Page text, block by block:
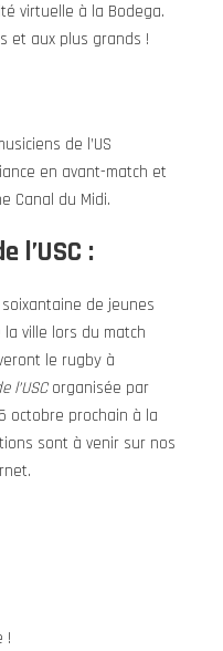
virtuelle à la Bodega.
et aux plus grands !
de l’US
en avant-match et
Canal du Midi.
l’USC :
soixantaine de jeunes
ville lors du match
le rugby à
l’USCorganisée par
octobre prochain à la
sont à venir sur nos
!